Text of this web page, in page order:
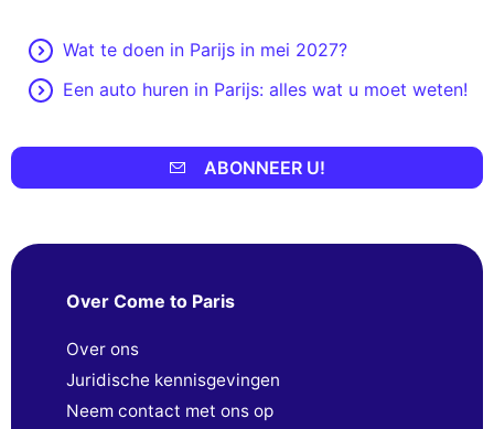
Wat te doen in Parijs in mei 2027?
Een auto huren in Parijs: alles wat u moet weten!
ABONNEER U!
Over Come to Paris
Over ons
Juridische kennisgevingen
Neem contact met ons op